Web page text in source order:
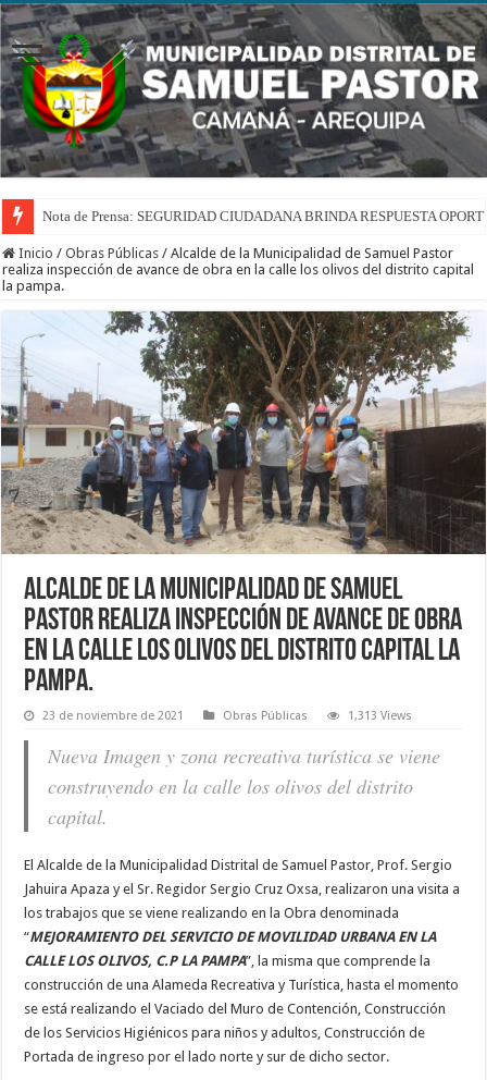
Nota de Prensa: SEGURIDAD CIUDADANA BRINDA RESPUESTA
Inicio / Obras Públicas / Alcalde de la Municipalidad de Samuel Pastor
realiza inspección de avance de obra en la calle los olivos del distrito capital
la pampa.
Alcalde de la Municipalidad de Samuel
Pastor realiza inspección de avance de obra
en la calle los olivos del distrito capital la
pampa.
23 de noviembre de 2021 Obras Públicas 1,313 Views
Nueva Imagen y zona recreativa turística se viene
construyendo en la calle los olivos del distrito
capital.
El Alcalde de la Municipalidad Distrital de Samuel Pastor, Prof. Sergio
Jahuira Apaza y el Sr. Regidor Sergio Cruz Oxsa, realizaron una visita a
los trabajos que se viene realizando en la Obra denominada
“MEJORAMIENTO DEL SERVICIO DE MOVILIDAD URBANA EN LA
CALLE LOS OLIVOS, C.P LA PAMPA”, la misma que comprende la
construcción de una Alameda Recreativa y Turística, hasta el momento
se está realizando el Vaciado del Muro de Contención, Construcción
de los Servicios Higiénicos para niños y adultos, Construcción de
Portada de ingreso por el lado norte y sur de dicho sector.